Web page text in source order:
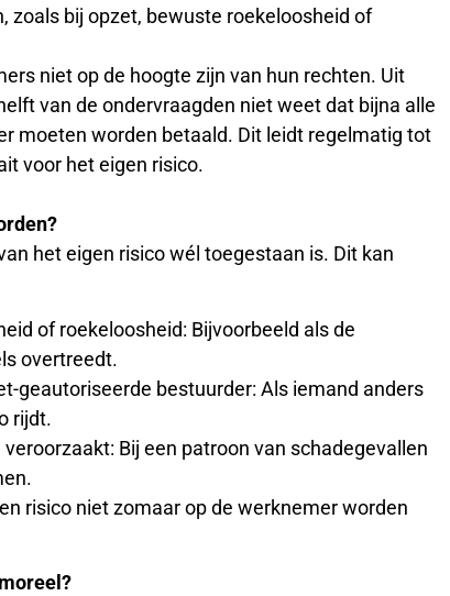
zoals bij opzet, bewuste roekeloosheid of
niet op de hoogte zijn van hun rechten. Uit
van de ondervraagden niet weet dat bijna alle
moeten worden betaald. Dit leidt regelmatig tot
voor het eigen risico.
het eigen risico wél toegestaan is. Dit kan
of roekeloosheid: Bijvoorbeeld als de
overtreedt.
geautoriseerde bestuurder: Als iemand anders
rijdt.
Bij een patroon van schadegevallen
risico niet zomaar op de werknemer worden